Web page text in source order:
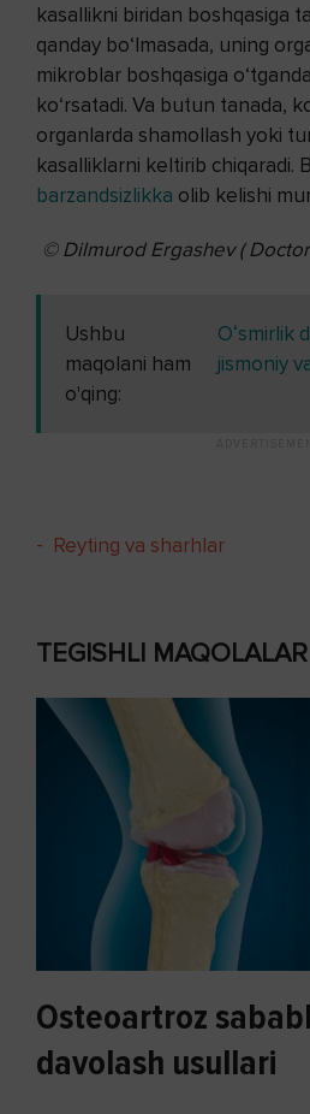
kasallikni biridan boshqasiga
qanday bo‘lmasada, uning
mikroblar boshqasiga
ko‘rsatadi. Va butun tanada,
organlarda shamollash yoki
kasalliklarni keltirib chiqaradi.
barzandsizlikka olib kelishi
© Dilmurod Ergashev (
Ushbu
maqolani ham
o'qing:
Oʻsmirlik
jismoniy
- Reyting va sharhlar
TEGISHLI MAQOLALAR
Osteoartroz
davolash usullari